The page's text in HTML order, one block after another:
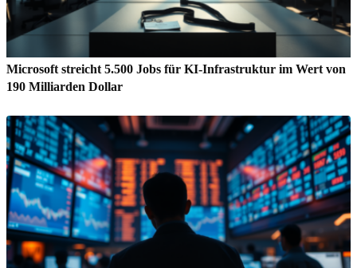
Microsoft streicht 5.500 Jobs für KI-Infrastruktur im Wert von
190 Milliarden Dollar